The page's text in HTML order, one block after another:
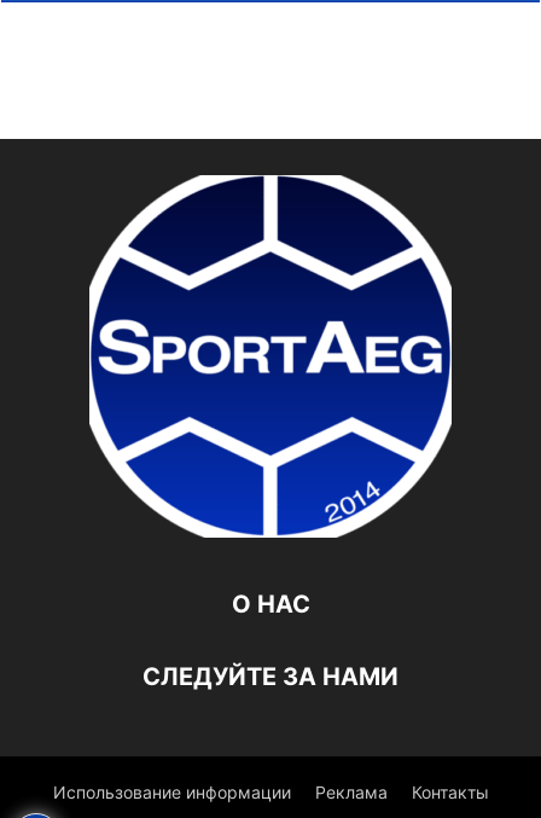
О НАС
СЛЕДУЙТЕ ЗА НАМИ
Использование информации Реклама Контакты